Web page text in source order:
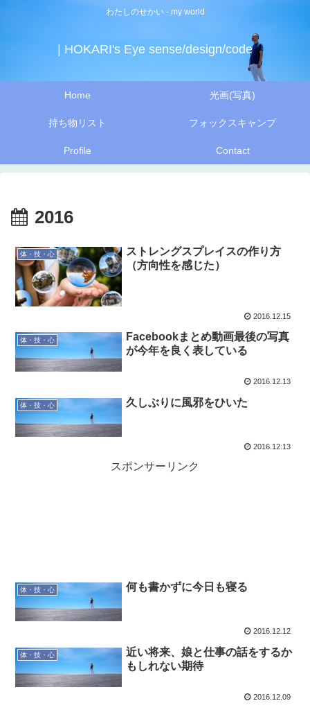
わたしのせかい - my world
| HOKARI's Eye sense/design/code
Home 光画(写真)
持ち物リスト フォックスキャンプ
Profile Contact
2016
体・技・心
ストレングスプレイスの作り方
（方向性を感じた）
2016.12.15
体・技・心
Facebookまとめ動画最後の写真
が今年を良く表している
2016.12.13
体・技・心 久しぶりに風邪をひいた
2016.12.13
スポンサーリンク
体・技・心 何も書かずに今日も寝る
2016.12.12
体・技・心
近い将来、娘と仕事の話をするか
もしれない期待
2016.12.09